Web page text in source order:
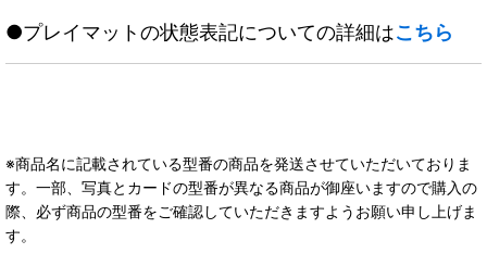
●プレイマットの状態表記についての詳細はこちら
※商品名に記載されている型番の商品を発送させていただいておりま
す。一部、写真とカードの型番が異なる商品が御座いますので購入の
際、必ず商品の型番をご確認していただきますようお願い申し上げま
す。